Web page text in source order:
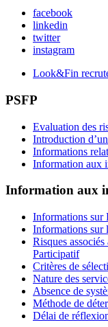
facebook
linkedin
twitter
instagram
Look&Fin
PSFP
Evaluation des
Introduction
Informations
Information aux
Information aux
Informations sur
Informations sur
Risques
Participatif
Critères de
Nature des
Absence de
Méthode de
Délai de